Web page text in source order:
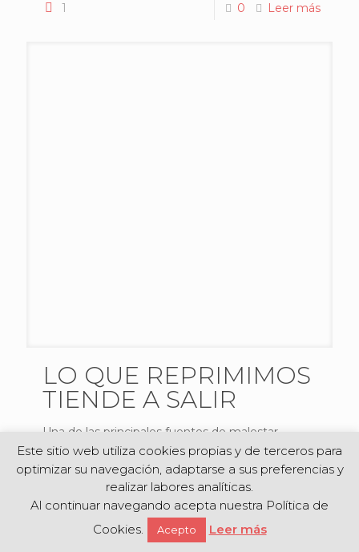
1 0 Leer más
LO QUE REPRIMIMOS
TIENDE A SALIR
Una de las principales fuentes de malestar
psicológico son los “asuntos inconclusos “. Me
refiero a los sentimientos o emociones no
resueltas o inexpresadas, a las[…]
Este sitio web utiliza cookies propias y de terceros para
optimizar su navegación, adaptarse a sus preferencias y
realizar labores analíticas.
Al continuar navegando acepta nuestra Política de
Cookies.
Acepto Leer más